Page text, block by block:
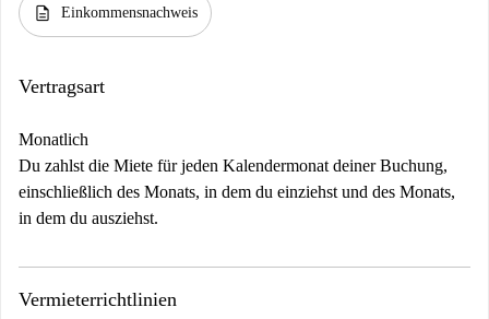
description Einkommensnachweis
Vertragsart
Monatlich
Du zahlst die Miete für jeden Kalendermonat deiner Buchung,
einschließlich des Monats, in dem du einziehst und des Monats,
in dem du ausziehst.
Vermieterrichtlinien